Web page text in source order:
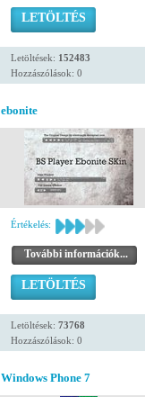
LETÖLTÉS
Letöltések: 152483
Hozzászólások: 0
ebonite
Értékelés:
További információk...
LETÖLTÉS
Letöltések: 73768
Hozzászólások: 0
Windows Phone 7